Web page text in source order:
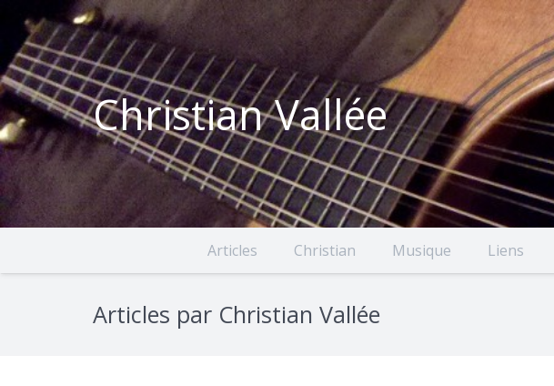
Christian Vallée
Articles Christian Musique Liens
Articles par Christian Vallée